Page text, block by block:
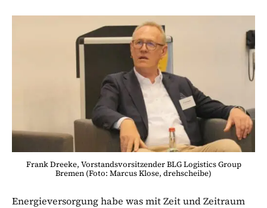
Frank Dreeke, Vorstandsvorsitzender BLG Logistics Group
Bremen (Foto: Marcus Klose, drehscheibe)
Energieversorgung habe was mit Zeit und Zeitraum